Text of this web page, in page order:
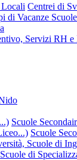
Centrei di
di Vacanze
Servizi RH e
Scuole
Scuole
Scuole di
Scuole di